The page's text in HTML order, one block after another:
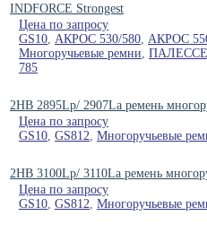
INDFORCE Strongest
Цена по запросу
GS10 АКРОС 530/580 АКРОС
Многоручьевые ремни ПАЛЕССЕ
785
2HB 2895Lp/ 2907La ремень
Цена по запросу
GS10 GS812 Многоручьевые
2HB 3100Lp/ 3110La ремень
Цена по запросу
GS10 GS812 Многоручьевые